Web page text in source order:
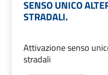
SENSO UNICO
STRADALI.
Attivazione senso
stradali